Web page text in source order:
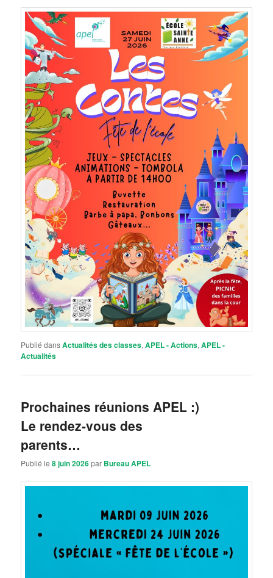
Publié dansActualités des classes,APEL - Actions,APEL -
Actualités
Prochaines réunions APEL :)
Le rendez-vous des
parents…
Publié le8 juin 2026par Bureau APEL